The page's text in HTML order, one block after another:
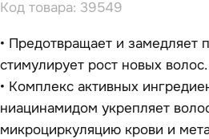
Код товара: 39549
• Предотвращает и
стимулирует рост новых волос.
• Комплекс активных
ниацинамидом укрепляет
микроциркуляцию крови и